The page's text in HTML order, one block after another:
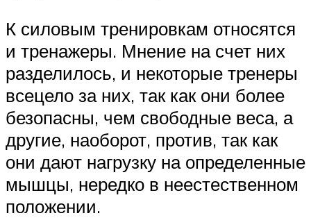
К силовым тренировкам относятся
и тренажеры. Мнение на счет них
разделилось, и некоторые тренеры
всецело за них, так как они более
безопасны, чем свободные веса, а
другие, наоборот, против, так как
они дают нагрузку на определенные
мышцы, нередко в неестественном
положении.